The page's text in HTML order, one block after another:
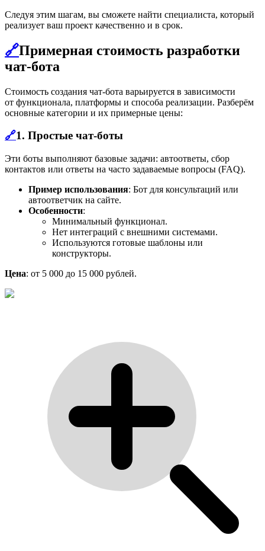
Следуя этим шагам, вы сможете найти специалиста, который
реализует ваш проект качественно и в срок.
🔗Примерная стоимость разработки
чат-бота
Стоимость создания чат-бота варьируется в зависимости
от функционала, платформы и способа реализации. Разберём
основные категории и их примерные цены:
🔗1. Простые чат-боты
Эти боты выполняют базовые задачи: автоответы, сбор
контактов или ответы на часто задаваемые вопросы (FAQ).
Пример использования: Бот для консультаций или
автоответчик на сайте.
Особенности:
Минимальный функционал.
Нет интеграций с внешними системами.
Используются готовые шаблоны или
конструкторы.
Цена: от 5 000 до 15 000 рублей.